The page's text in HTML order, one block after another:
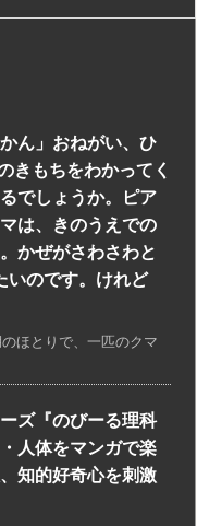
ん」おねがい、ひ
きもちをわかってく
でしょうか。ピア
は、きのうえでの
かぜがさわさわと
いのです。けれど
ほとりで、一匹のクマ
ズ『のびーる理科
人体をマンガで楽
知的好奇心を刺激